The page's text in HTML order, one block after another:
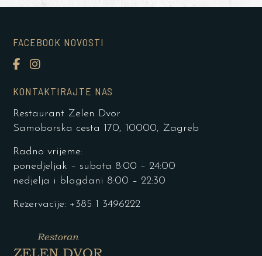
FACEBOOK NOVOSTI
KONTAKTIRAJTE NAS
Restaurant Zelen Dvor
Samoborska cesta 170, 10000, Zagreb
Radno vrijeme:
ponedjeljak – subota 8:00 – 24:00
nedjelja i blagdani 8:00 – 22:30
Rezervacije: +385 1 3496222